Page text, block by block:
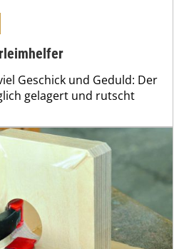
Geschick und Geduld: Der
gelagert und rutscht